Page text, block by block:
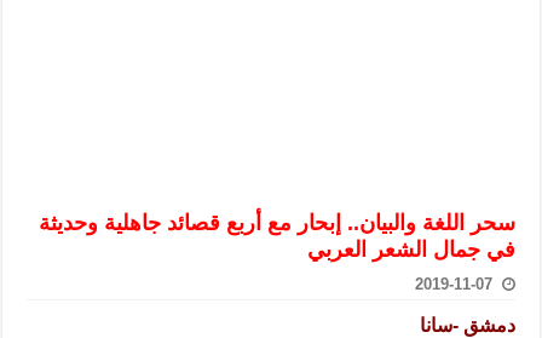
سوريا تبحث مع الإيسيسكو التعاون في البحث العلمي وحماية التراث
سحر اللغة والبيان.. إبحار مع أربع قصائد جاهلية وحديثة
في جمال الشعر العربي
2019-11-07
دمشق -سانا